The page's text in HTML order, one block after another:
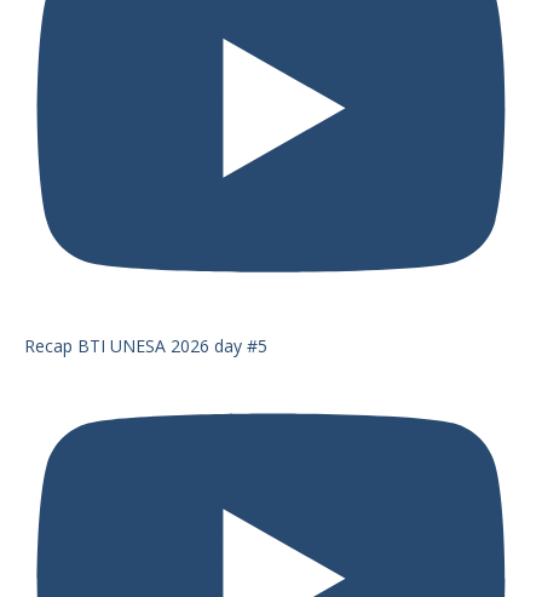
Recap BTI UNESA 2026 day #5